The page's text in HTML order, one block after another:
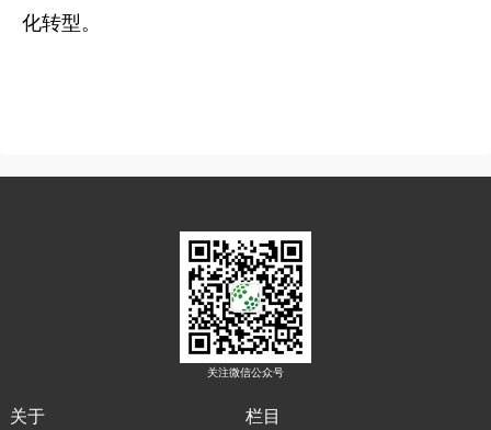
化转型。
关注微信公众号
关于 栏目